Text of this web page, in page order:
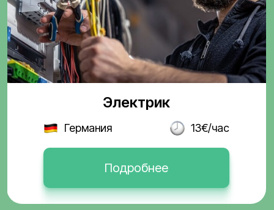
Электрик
Германия 13€/час
Подробнее